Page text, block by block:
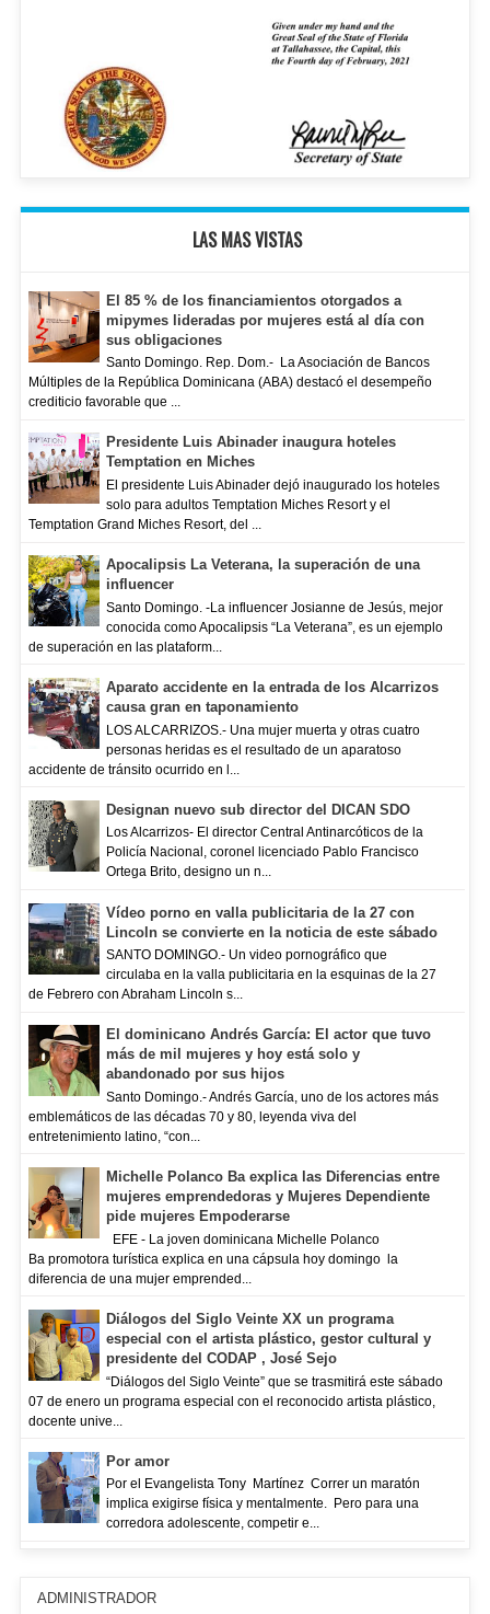
LAS MAS VISTAS
El 85 % de los financiamientos otorgados a
mipymes lideradas por mujeres está al día con
sus obligaciones
Santo Domingo. Rep. Dom.- La Asociación de Bancos
Múltiples de la República Dominicana (ABA) destacó el desempeño
crediticio favorable que ...
Presidente Luis Abinader inaugura hoteles
Temptation en Miches
El presidente Luis Abinader dejó inaugurado los hoteles
solo para adultos Temptation Miches Resort y el
Temptation Grand Miches Resort, del ...
Apocalipsis La Veterana, la superación de una
influencer
Santo Domingo. -La influencer Josianne de Jesús, mejor
conocida como Apocalipsis “La Veterana”, es un ejemplo
de superación en las plataform...
Aparato accidente en la entrada de los Alcarrizos
causa gran en taponamiento
LOS ALCARRIZOS.- Una mujer muerta y otras cuatro
personas heridas es el resultado de un aparatoso
accidente de tránsito ocurrido en l...
Designan nuevo sub director del DICAN SDO
Los Alcarrizos- El director Central Antinarcóticos de la
Policía Nacional, coronel licenciado Pablo Francisco
Ortega Brito, designo un n...
Vídeo porno en valla publicitaria de la 27 con
Lincoln se convierte en la noticia de este sábado
SANTO DOMINGO.- Un video pornográfico que
circulaba en la valla publicitaria en la esquinas de la 27
de Febrero con Abraham Lincoln s...
El dominicano Andrés García: El actor que tuvo
más de mil mujeres y hoy está solo y
abandonado por sus hijos
Santo Domingo.- Andrés García, uno de los actores más
emblemáticos de las décadas 70 y 80, leyenda viva del
entretenimiento latino, “con...
Michelle Polanco Ba explica las Diferencias entre
mujeres emprendedoras y Mujeres Dependiente
pide mujeres Empoderarse
EFE - La joven dominicana Michelle Polanco
Ba promotora turística explica en una cápsula hoy domingo la
diferencia de una mujer emprended...
Diálogos del Siglo Veinte XX un programa
especial con el artista plástico, gestor cultural y
presidente del CODAP , José Sejo
“Diálogos del Siglo Veinte” que se trasmitirá este sábado
07 de enero un programa especial con el reconocido artista plástico,
docente unive...
Por amor
Por el Evangelista Tony Martínez Correr un maratón
implica exigirse física y mentalmente. Pero para una
corredora adolescente, competir e...
ADMINISTRADOR